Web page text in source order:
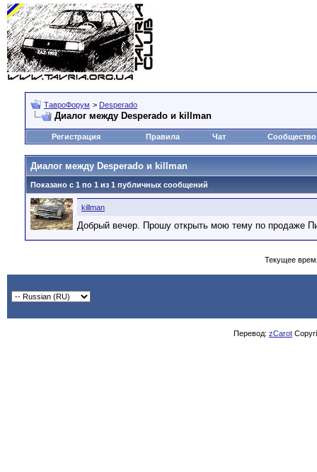
ТавроФорум > Desperado
Диалог между Desperado и killman
Регистрация Правила Чат Сообщество
Диалог между Desperado и killman
Показано с 1 по 1 из 1 публичных сообщений
killman
Добрый вечер. Прошу открыть мою тему по продаже
Текущее
Перевод: zCarot